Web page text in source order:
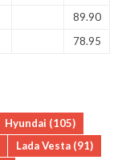
89.90
78.95
Hyundai (105)
Lada Vesta (91)